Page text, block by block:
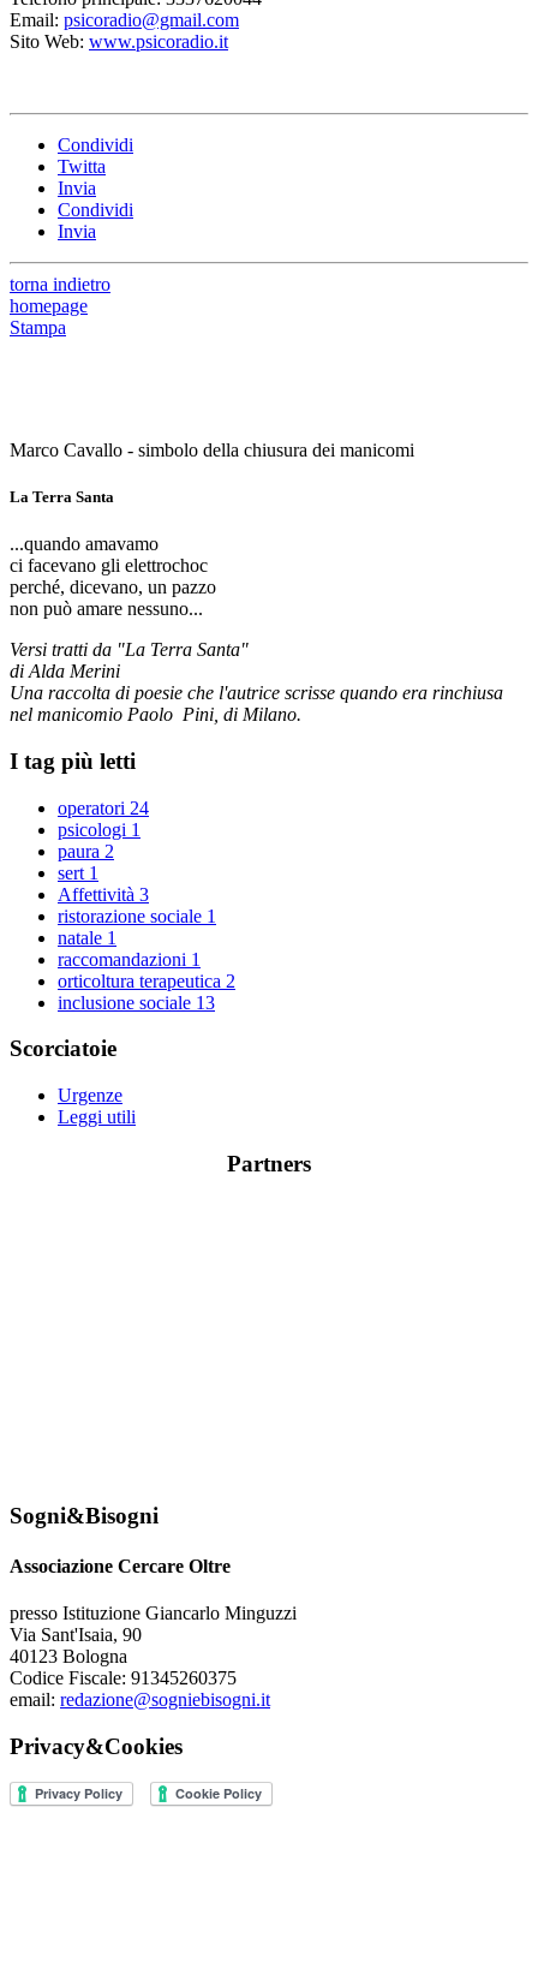
Email: psicoradio@gmail.com
Sito Web: www.psicoradio.it
Condividi
Twitta
Invia
Condividi
Invia
torna indietro
homepage
Stampa
Marco Cavallo - simbolo della chiusura dei manicomi
La Terra Santa
...quando amavamo
ci facevano gli elettrochoc
perché, dicevano, un pazzo
non può amare nessuno...
Versi tratti da "La Terra Santa"
di Alda Merini
Una raccolta di poesie che l'autrice scrisse quando era rinchiusa
nel manicomio Paolo Pini, di Milano.
I tag più letti
operatori 24
psicologi 1
paura 2
sert 1
Affettività 3
ristorazione sociale 1
natale 1
raccomandazioni 1
orticoltura terapeutica 2
inclusione sociale 13
Scorciatoie
Urgenze
Leggi utili
Partners
Sogni&Bisogni
Associazione Cercare Oltre
presso Istituzione Giancarlo Minguzzi
Via Sant'Isaia, 90
40123 Bologna
Codice Fiscale: 91345260375
email: redazione@sogniebisogni.it
Privacy&Cookies